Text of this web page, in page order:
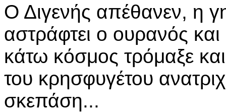
Ο Διγενής απέθανεν, η
αστράφτει ο ουρανός
κάτω κόσμος τρόμαξε
του κρησφυγέτου
σκεπάση...